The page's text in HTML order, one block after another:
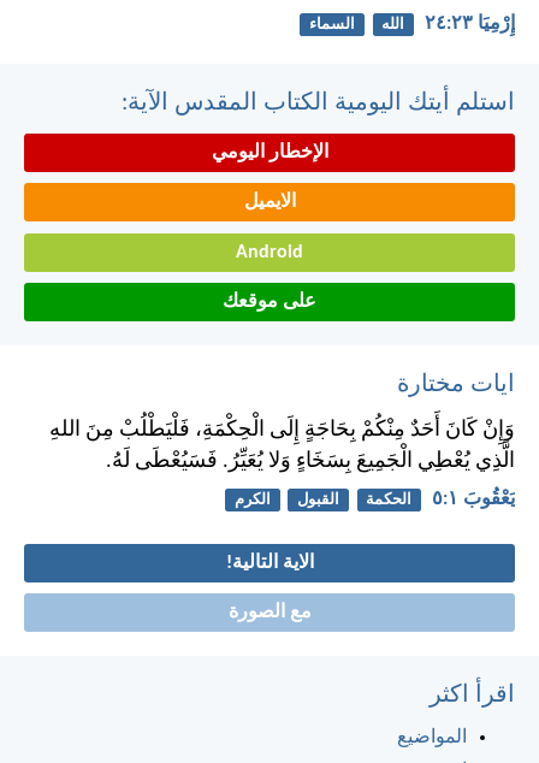
إِرْمِيَا ٢٣:‏٢٤ الله السماء
استلم أيتك اليومية الكتاب المقدس الآية:
الإخطار اليومي
الايميل
Android
على موقعك
ايات مختارة
وَإِنْ كَانَ أَحَدٌ مِنْكُمْ بِحَاجَةٍ إِلَى الْحِكْمَةِ، فَلْيَطْلُبْ مِنَ اللهِ
الَّذِي يُعْطِي الْجَمِيعَ بِسَخَاءٍ وَلا يُعَيِّرُ. فَسَيُعْطَى لَهُ.
يَعْقُوبَ ١:‏٥ الحكمة القبول الكرم
الاية التالية!
مع الصورة
اقرأ اكثر
المواضيع